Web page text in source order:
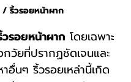
ริ้วรอยหน้าผาก
วรอยหน้าผาก โดยเฉพาะ
วัยที่ปรากฏชัดเจนและ
อื่นๆ ริ้วรอยเหล่านี้เกิด